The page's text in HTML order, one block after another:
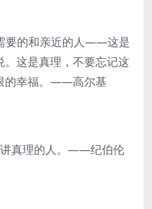
的和亲近的人——这是
这是真理，不要忘记这
的幸福。——高尔基
真理的人。——纪伯伦